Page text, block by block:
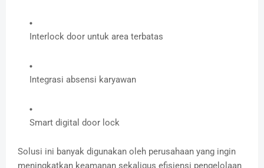
Interlock door untuk area terbatas
Integrasi absensi karyawan
Smart digital door lock
Solusi ini banyak digunakan oleh perusahaan yang ingin
meningkatkan keamanan sekaligus efisiensi pengelolaan